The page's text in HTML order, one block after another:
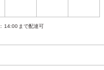
：14:00まで配達可